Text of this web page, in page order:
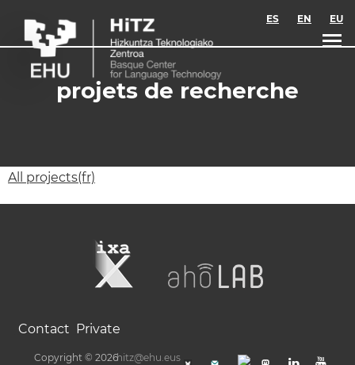
ES EN EU
projets de recherche
All projects(fr)
Contact Private
Copyright © 2026hitz@ehu.eus